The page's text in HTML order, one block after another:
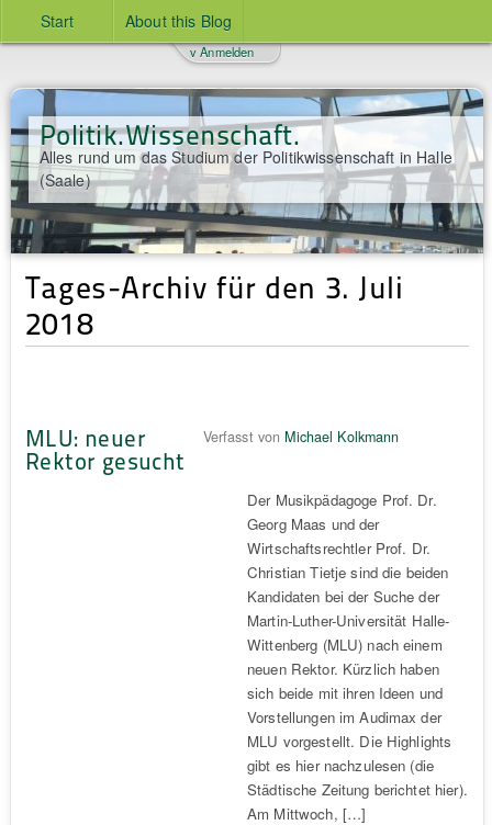
Start About this Blog
Politik.Wissenschaft.
Alles rund um das Studium der Politikwissenschaft in Halle
(Saale)
v Anmelden
Tages-Archiv für den 3. Juli
2018
MLU: neuer
Rektor gesucht
Verfasst von Michael Kolkmann
Der Musikpädagoge Prof. Dr.
Georg Maas und der
Wirtschaftsrechtler Prof. Dr.
Christian Tietje sind die beiden
Kandidaten bei der Suche der
Martin-Luther-Universität Halle-
Wittenberg (MLU) nach einem
neuen Rektor. Kürzlich haben
sich beide mit ihren Ideen und
Vorstellungen im Audimax der
MLU vorgestellt. Die Highlights
gibt es hier nachzulesen (die
Städtische Zeitung berichtet hier).
Am Mittwoch, […]